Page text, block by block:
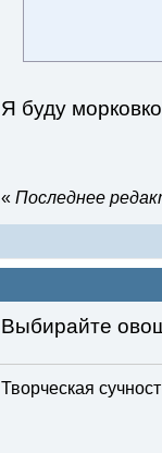
Я буду
« Последнее
Выбирайте
Творческая